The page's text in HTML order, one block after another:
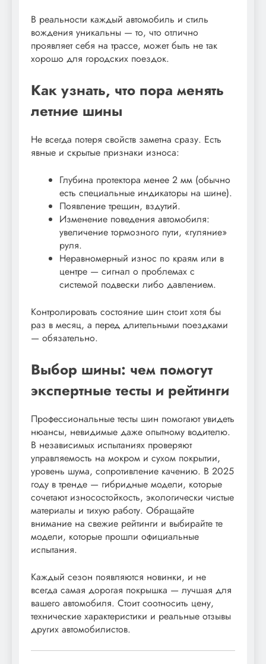
В реальности каждый автомобиль и стиль
вождения уникальны — то, что отлично
проявляет себя на трассе, может быть не так
хорошо для городских поездок.
Как узнать, что пора менять
летние шины
Не всегда потеря свойств заметна сразу. Есть
явные и скрытые признаки износа:
Глубина протектора менее 2 мм (обычно
есть специальные индикаторы на шине).
Появление трещин, вздутий.
Изменение поведения автомобиля:
увеличение тормозного пути, «гуляние»
руля.
Неравномерный износ по краям или в
центре — сигнал о проблемах с
системой подвески либо давлением.
Контролировать состояние шин стоит хотя бы
раз в месяц, а перед длительными поездками
— обязательно.
Выбор шины: чем помогут
экспертные тесты и рейтинги
Профессиональные тесты шин помогают увидеть
нюансы, невидимые даже опытному водителю.
В независимых испытаниях проверяют
управляемость на мокром и сухом покрытии,
уровень шума, сопротивление качению. В 2025
году в тренде — гибридные модели, которые
сочетают износостойкость, экологически чистые
материалы и тихую работу. Обращайте
внимание на свежие рейтинги и выбирайте те
модели, которые прошли официальные
испытания.
Каждый сезон появляются новинки, и не
всегда самая дорогая покрышка — лучшая для
вашего автомобиля. Стоит соотносить цену,
технические характеристики и реальные отзывы
других автомобилистов.